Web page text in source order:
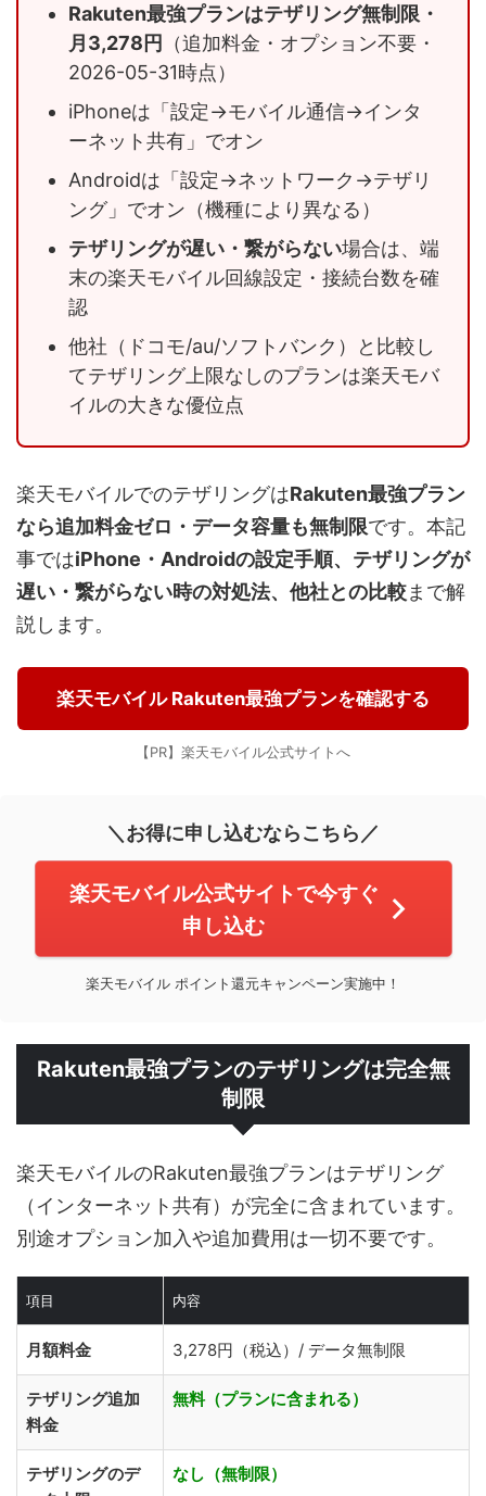
Rakuten最強プランはテザリング無制限・
月3,278円 （追加料金・オプション不要・
2026-05-31時点）
iPhoneは「設定→モバイル通信→インタ
ーネット共有」でオン
Androidは「設定→ネットワーク→テザリ
ング」でオン（機種により異なる）
テザリングが遅い・繋がらない場合は、端
末の楽天モバイル回線設定・接続台数を確
認
他社（ドコモ/au/ソフトバンク）と比較し
てテザリング上限なしのプランは楽天モバ
イルの大きな優位点
楽天モバイルでのテザリングはRakuten最強プラン
なら追加料金ゼロ・データ容量も無制限です。本記
事ではiPhone・Androidの設定手順、テザリングが
遅い・繋がらない時の対処法、他社との比較まで解
説します。
楽天モバイル Rakuten最強プランを確認する
【PR】楽天モバイル公式サイトへ
＼お得に申し込むならこちら／
楽天モバイル公式サイトで今すぐ
申し込む
楽天モバイル ポイント還元キャンペーン実施中！
Rakuten最強プランのテザリングは完全無
制限
楽天モバイルのRakuten最強プランはテザリング
（インターネット共有）が完全に含まれています。
別途オプション加入や追加費用は一切不要です。
項目 内容
月額料金 3,278円（税込）/ データ無制限
テザリング追加
料金
無料（プランに含まれる）
テザリングのデ
なし（無制限）